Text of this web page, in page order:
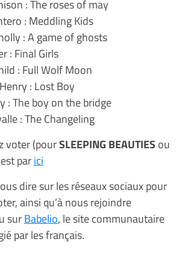
: The roses of may
: Meddling Kids
: A game of ghosts
: Final Girls
: Full Wolf Moon
: Lost Boy
: The boy on the bridge
: The Changeling
voter (pourSLEEPING BEAUTIES ou
parici
dire sur les réseaux sociaux pour
ainsi qu’à nous rejoindre
surBabelio, le site communautaire
par les français.